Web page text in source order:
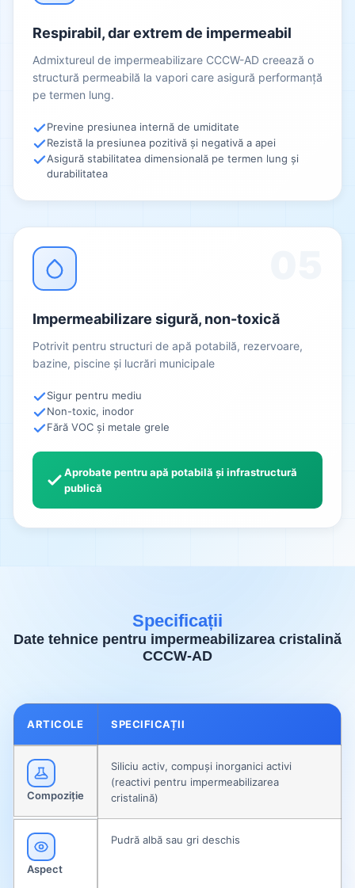
Respirabil, dar extrem de impermeabil
Admixtureul de impermeabilizare CCCW-AD creează o
structură permeabilă la vapori care asigură performanță
pe termen lung.
Previne presiunea internă de umiditate
Rezistă la presiunea pozitivă și negativă a apei
Asigură stabilitatea dimensională pe termen lung și
durabilitatea
Impermeabilizare sigură, non-toxică
Potrivit pentru structuri de apă potabilă, rezervoare,
bazine, piscine și lucrări municipale
Sigur pentru mediu
Non-toxic, inodor
Fără VOC și metale grele
Aprobate pentru apă potabilă și infrastructură
publică
Specificații
Date tehnice pentru impermeabilizarea cristalină
CCCW-AD
ARTICOLE SPECIFICAȚII
Compoziție
Siliciu activ, compuși inorganici activi
(reactivi pentru impermeabilizarea
cristalină)
Aspect
Pudră albă sau gri deschis